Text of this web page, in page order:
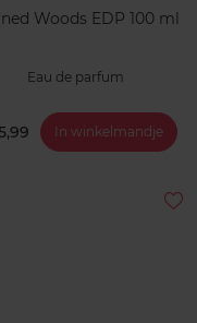
Woods EDP 100 ml
Eau de parfum
In winkelmandje